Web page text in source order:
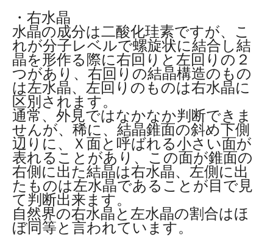
・右水晶
水晶の成分は二酸化珪素ですが、こ
れが分子レベルで螺旋状に結合し結
晶を形作る際に右回りと左回りの２
つがあり、右回りの結晶構造のもの
は左水晶、左回りのものは右水晶に
区別されます。
通常、外見ではなかなか判断できま
せんが、稀に、結晶錐面の斜め下側
辺りに、Ｘ面と呼ばれる小さい面が
表れることがあり、この面が錐面の
右側に出た結晶は右水晶、左側に出
たものは左水晶であることが目で見
て判断出来ます。
自然界の右水晶と左水晶の割合はほ
ぼ同等と言われています。